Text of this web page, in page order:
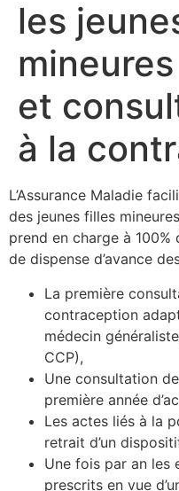
les
et
à la
L’Assurance Maladie
des jeunes filles
prend en charge à 100%
de dispense d’avance
La première
contraception
médecin
CCP),
Une consultation
première année
Les actes liés à la
retrait d’un
Une fois par an les
prescrits en vue